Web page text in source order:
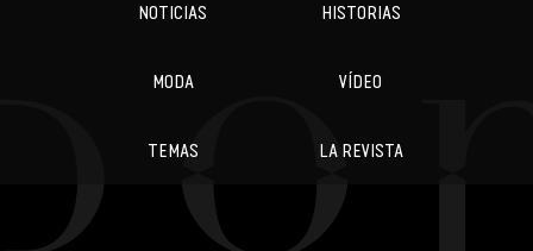
NOTICIAS HISTORIAS
MODA VÍDEO
TEMAS LA REVISTA